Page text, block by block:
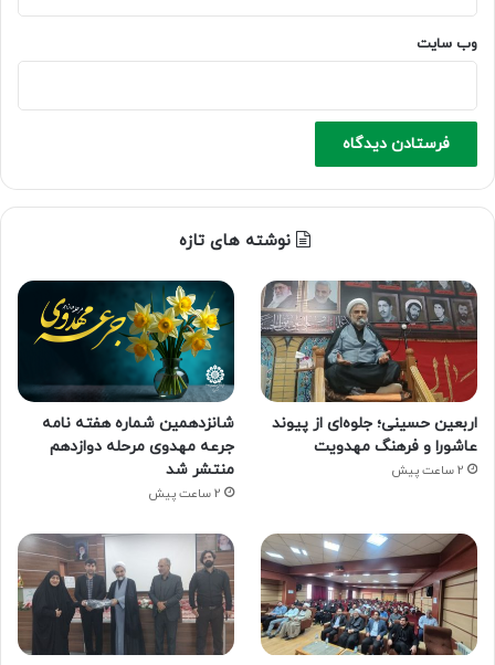
وب‌ سایت
نوشته های تازه
اربعین حسینی؛ جلوه‌ای از پیوند
عاشورا و فرهنگ مهدویت
2 ساعت پیش
شانزدهمین شماره هفته‌ نامه
جرعه مهدوی مرحله دوازدهم
منتشر شد
2 ساعت پیش